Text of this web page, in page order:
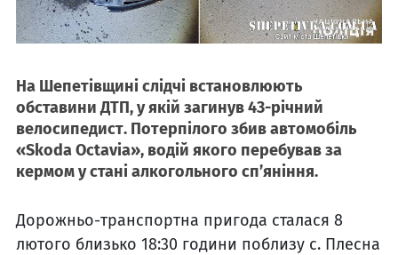
На Шепетівщині слідчі встановлюють
обставини ДТП, у якій загинув 43-річний
велосипедист. Потерпілого збив автомобіль
«Skoda Octavia», водій якого перебував за
кермом у стані алкогольного сп’яніння.
Дорожньо-транспортна пригода сталася 8
лютого близько 18:30 години поблизу с. Плесна